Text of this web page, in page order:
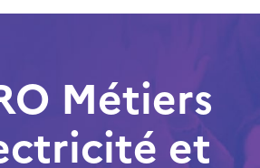
de
Métiers
et